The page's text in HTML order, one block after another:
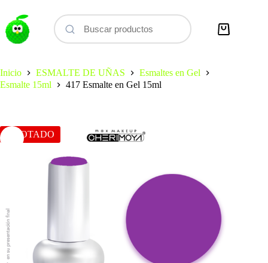
contenido
Carro
Inicio
ESMALTE DE UÑAS
Esmaltes en Gel
Esmalte 15ml
417 Esmalte en Gel 15ml
AGOTADO